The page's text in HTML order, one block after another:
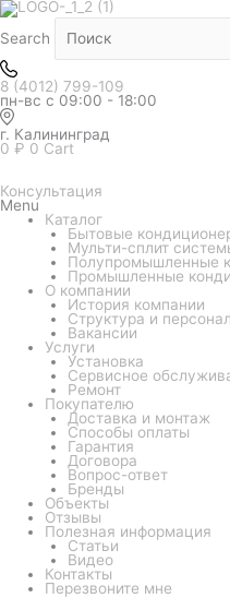
Search
8 (4012) 799-109
пн-вс с 09:00 - 18:00
г. Калининград
0 ₽ 0 Cart
Консультация
Menu
Каталог
Бытовые
Мульти-сплит
Полупромышленные
Промышленные
О компании
История компании
Структура и персонал
Вакансии
Услуги
Установка
Сервисное
Ремонт
Покупателю
Доставка и монтаж
Способы оплаты
Гарантия
Договора
Вопрос-ответ
Бренды
Объекты
Отзывы
Полезная информация
Статьи
Видео
Контакты
Перезвоните мне
Количество
товара
Внутренний
блок
мульти
системы
ROYAL
CLIMA
MULTI
FLEXI
DUCT
Inverter
RCI-
DMV09
(канальный)